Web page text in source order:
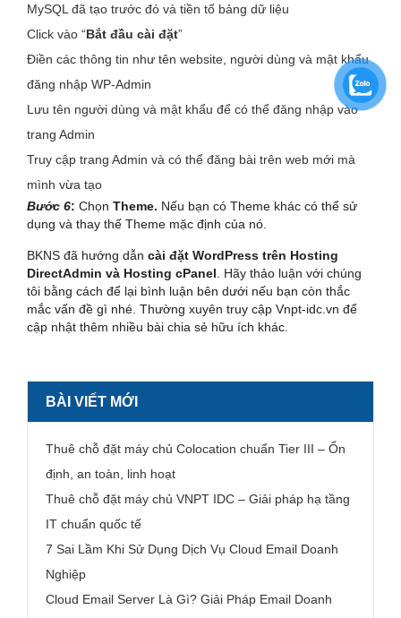
MySQL đã tạo trước đó và tiền tố bảng dữ liệu
Click vào “Bắt đầu cài đặt”
Điền các thông tin như tên website, người dùng và mật khẩu
đăng nhập WP-Admin
Lưu tên người dùng và mật khẩu để có thể đăng nhập vào
trang Admin
Truy cập trang Admin và có thể đăng bài trên web mới mà
mình vừa tạo
Bước 6: Chọn Theme. Nếu bạn có Theme khác có thể sử
dụng và thay thế Theme mặc định của nó.
BKNS đã hướng dẫn cài đặt WordPress trên Hosting
DirectAdmin và Hosting cPanel . Hãy thảo luận với chúng
tôi bằng cách để lại bình luận bên dưới nếu bạn còn thắc
mắc vấn đề gì nhé. Thường xuyên truy cập Vnpt-idc.vn để
cập nhật thêm nhiều bài chia sẻ hữu ích khác.
BÀI VIẾT MỚI
Thuê chỗ đặt máy chủ Colocation chuẩn Tier III – Ổn
định, an toàn, linh hoạt
Thuê chỗ đặt máy chủ VNPT IDC – Giải pháp hạ tầng
IT chuẩn quốc tế
7 Sai Lầm Khi Sử Dụng Dịch Vụ Cloud Email Doanh
Nghiệp
Cloud Email Server Là Gì? Giải Pháp Email Doanh